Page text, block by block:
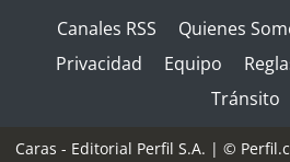
Canales RSS Quienes
Privacidad
Equipo
Tránsito
Caras - Editorial Perfil S.A. | ©